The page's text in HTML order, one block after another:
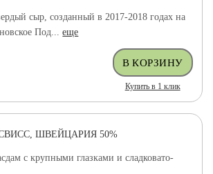
сыр, созданный в 2017-2018 годах на
Под...еще
Купить в 1 клик
ШВЕЙЦАРИЯ 50%
с крупными глазками и сладковато-